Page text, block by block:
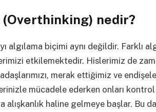
(Overthinking) nedir?
algılama biçimi aynı değildir. Farklı
etkilemektedir. Hislerimiz de
merak ettiğimiz ve
mücadele ederken onları kontrol
alışkanlık haline gelmeye başlar. Bu